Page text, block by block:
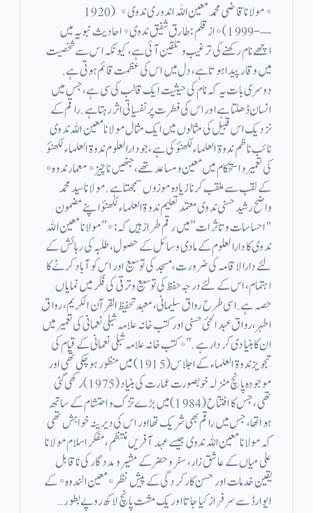
*مولانا قاضی محمد معین اللہ اندوری ندوی* ( 1920
—- 1999 ) *از قلم : طارق شفیق ندوی* احادیث نبویہ میں
اچھے نام رکھنے کی ترغیب و تلقین آئی ہے، کیونکہ اس سے شخصیت
میں وقار پیدا ہوتا ہے، دل میں اس کی عظمت قائم ہوتی ہے.
دوسری بات یہ کہ نام کی حیثیت ایک قالب کی سی ہے، جس میں
انسان ڈھلتا ہے اور اس کی فطرت پر نفسیاتی اثر رہتا ہے. راقم کے
نزدیک اس قبیل کی مثالوں میں ایک مثال مولانا معین اللہ ندوی
نائب ناظم ندوۃ العلماء لکھنؤ کی ہے، جو دارالعلوم ندوۃ العلماء لکھنؤ
کی تعمیر و استحکام میں معین و مساعد تھے، جنھیں ناچیز *معمار ندوہ*
کے لقب سے ملقب کرنا زیادہ موزوں سمجھتا ہے. مولانا سید محمد
واضح رشید حسنی ندوی معتمد تعلیم ندوۃ العلماء لکھنؤ اپنے مضمون
"احساسات و تاثرات” میں رقم طراز ہیں کہ: *”مولانا معین اللہ
ندوی کا دارالعلوم کے مادی وسائل کے حصول، طلبہ کی رہائش کے
لئے دارالاقامہ کی ضرورت، مسجد کی توسیع اور اس کو آباد کرنے کا
اہتمام ، اس کے لئے درجہ حفظ کی توسیع و ترقی کی فکر میں نمایاں
حصہ ہے. اسی طرح رواق سلیمانی، معہد تحفیظ القرآن الکریم، رواق
اطہر، رواق عبد الحئی حسنی اور کتب خانہ علامہ شبلی نعمانی کی تعمیر میں
ان کا بنیادی کردار ہے.”* کتب خانہ علامہ شبلی نعمانی کے قیام کی
تجویز ندوۃ العلماء کے اجلاس (1915) میں منظور ہوچکی تھی اور
موجودہ پانچ منزلہ خوبصورت عمارت کی بنیاد (1975) رکھی گئی
تھی، جس کا افتتاح (1984) میں بڑے تزک و احتشام کے ساتھ
ہوا تھا، جس میں راقم بھی شریک تھا اور اس کی دیرینہ خواہش تھی
کہ مولانا معین اللہ ندوی جیسے عہد آفریں منتظم، مفکر اسلام مولانا
علی میاں کے عاشق زار ، سفر و حضر کے مشیر و مددگار کی ناقابل
یقین خدمات اور حسن کارکردگی کے پیش نظر *معین الندوہ* کے
ایوارڈ سے سرفراز کیا جاتا اور یک مشت پانچ لاکھ روپے بطور…